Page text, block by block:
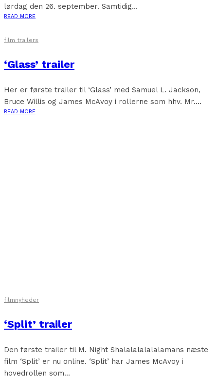
lørdag den 26. september. Samtidig...
READ MORE
film trailers
‘Glass’ trailer
Her er første trailer til ‘Glass’ med Samuel L. Jackson,
Bruce Willis og James McAvoy i rollerne som hhv. Mr....
READ MORE
filmnyheder
‘Split’ trailer
Den første trailer til M. Night Shalalalalalalamans næste
film ‘Split’ er nu online. ‘Split’ har James McAvoy i
hovedrollen som...